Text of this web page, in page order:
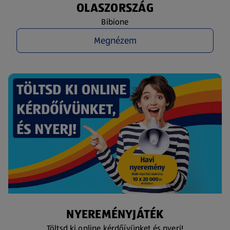
OLASZORSZÁG
Bibione
Megnézem
NYEREMÉNYJÁTÉK